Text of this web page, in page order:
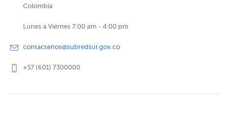
Colombia
Lunes a Viernes 7:00 am - 4:00 pm
contactenos@subredsur.gov.co
+57 (601) 7300000